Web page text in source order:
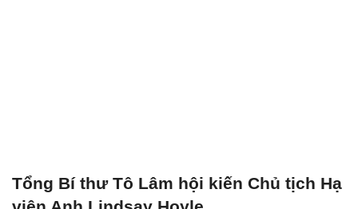
Tổng Bí thư Tô Lâm hội kiến Chủ tịch Hạ